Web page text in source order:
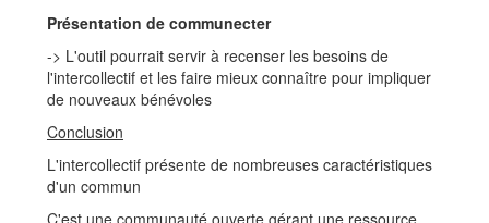
Présentation de communecter
-> L'outil pourrait servir à recenser les besoins de
l'intercollectif et les faire mieux connaître pour impliquer
de nouveaux bénévoles
Conclusion
L'intercollectif présente de nombreuses caractéristiques
d'un commun